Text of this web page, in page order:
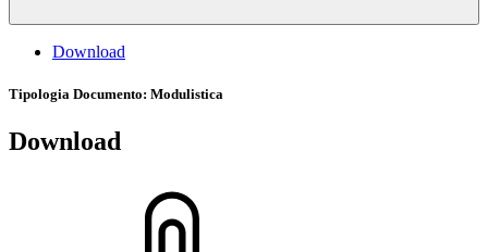
Download
Tipologia Documento: Modulistica
Download